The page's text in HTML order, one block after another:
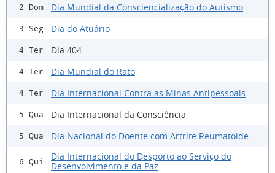
2 Dom Dia Mundial da Consciencialização do Autismo
3 Seg Dia do Atuário
4 Ter Dia 404
4 Ter Dia Mundial do Rato
4 Ter Dia Internacional Contra as Minas Antipessoais
5 Qua Dia Internacional da Consciência
5 Qua Dia Nacional do Doente com Artrite Reumatoide
6 Qui
Dia Internacional do Desporto ao Serviço do
Desenvolvimento e da Paz